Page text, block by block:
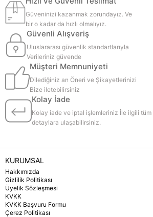
Güveninizi kazanmak zorundayız. Ve
bir o kadar da hızlı olmalıyız.
Güvenli Alışveriş
Uluslararası güvenlik standartlarıyla
Verileriniz güvende
Müşteri Memnuniyeti
Dilediğiniz an Öneri ve Şikayetlerinizi
Bize iletebilirsiniz
Kolay İade
Kolay iade ve iptal işlemleriniz İle ilgili tüm
detaylara ulaşabilirsiniz.
KURUMSAL
Hakkımızda
Gizlilik Politikası
Üyelik Sözleşmesi
KVKK
KVKK Başvuru Formu
Çerez Politikası